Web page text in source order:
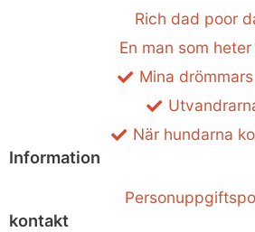
Rich dad poor
En man som
Mina
När hundarna
Information
kontakt